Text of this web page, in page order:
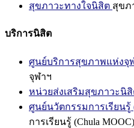
สุขภาวะทางใจนิสิต สุขภ
บริการนิสิต
ศูนย์บริการสุขภาพแห่งจุ
จุฬาฯ
หน่วยส่งเสริมสุขภาวะนิ
ศูนย์นวัตกรรมการเรียนรู้
การเรียนรู้ (Chula MOOC)